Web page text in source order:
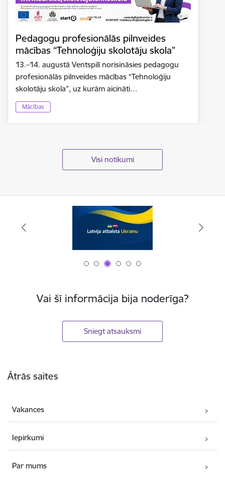
Pedagogu profesionālās pilnveides
mācības “Tehnoloģiju skolotāju skola”
13.–14. augustā Ventspilī norisināsies pedagogu
profesionālās pilnveides mācības “Tehnoloģiju
skolotāju skola”, uz kurām aicināti…
Mācības
Visi notikumi
Vai šī informācija bija noderīga?
Sniegt atsauksmi
Ātrās saites
Vakances
Iepirkumi
Par mums